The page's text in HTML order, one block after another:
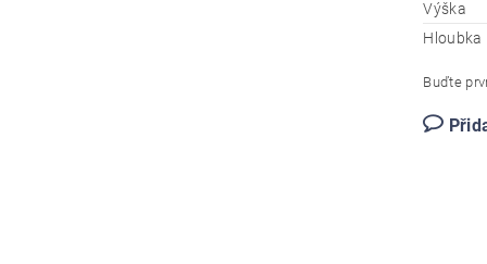
Výška
Hloubka
Buďte